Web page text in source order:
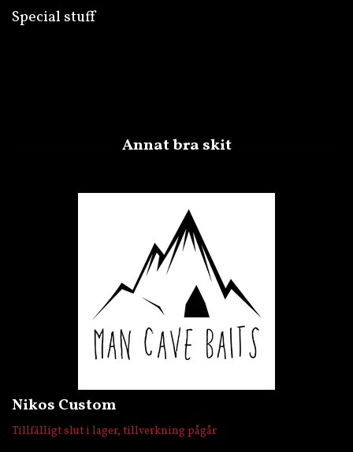
Special stuff
Nikos Custom
Tillfälligt slut i lager, tillverkning pågår